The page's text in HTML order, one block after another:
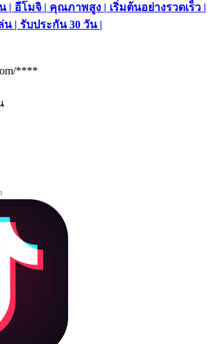
| อีโมจิ | คุณภาพสูง | เริ่มต้นอย่างรวดเร็ว |
| รับประกัน 30 วัน |
****